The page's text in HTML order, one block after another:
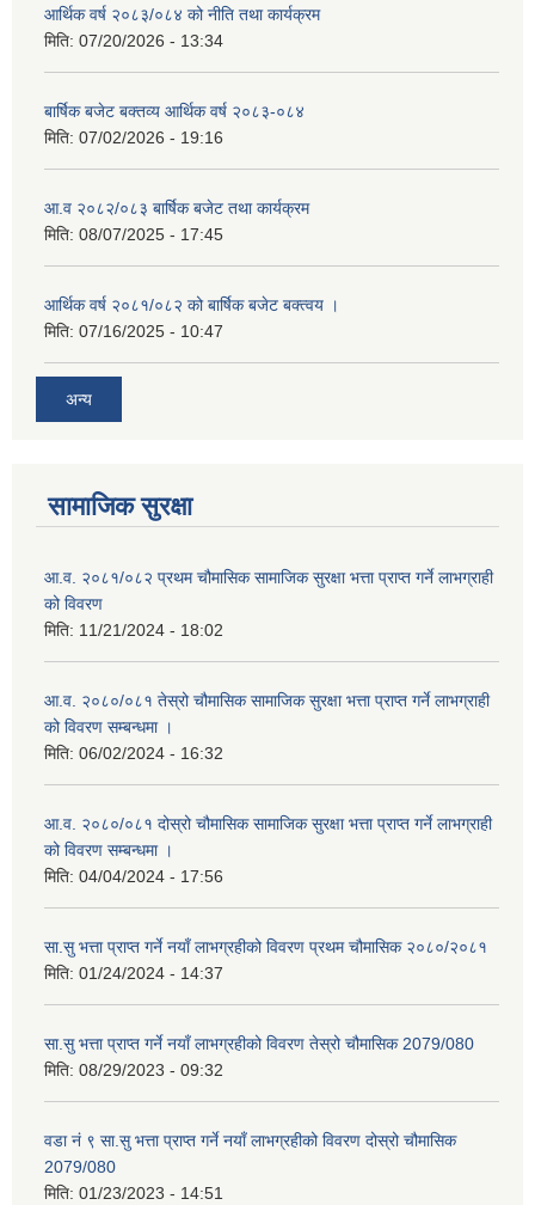
आर्थिक वर्ष २०८३/०८४ को नीति तथा कार्यक्रम
मिति: 07/20/2026 - 13:34
बार्षिक बजेट बक्तव्य आर्थिक वर्ष २०८३-०८४
मिति: 07/02/2026 - 19:16
आ.व २०८२/०८३ बार्षिक बजेट तथा कार्यक्रम
मिति: 08/07/2025 - 17:45
आर्थिक वर्ष २०८१/०८२ को बार्षिक बजेट बक्त्वय ।
मिति: 07/16/2025 - 10:47
अन्य
सामाजिक सुरक्षा
आ.व. २०८१/०८२ प्रथम चौमासिक सामाजिक सुरक्षा भत्ता प्राप्त गर्ने लाभग्राही
को विवरण
मिति: 11/21/2024 - 18:02
आ.व. २०८०/०८१ तेस्रो चौमासिक सामाजिक सुरक्षा भत्ता प्राप्त गर्ने लाभग्राही
को विवरण सम्बन्धमा ।
मिति: 06/02/2024 - 16:32
आ.व. २०८०/०८१ दोस्रो चौमासिक सामाजिक सुरक्षा भत्ता प्राप्त गर्ने लाभग्राही
को विवरण सम्बन्धमा ।
मिति: 04/04/2024 - 17:56
सा.सु भत्ता प्राप्त गर्ने नयाँ लाभग्रहीको विवरण प्रथम चौमासिक २०८०/२०८१
मिति: 01/24/2024 - 14:37
सा.सु भत्ता प्राप्त गर्ने नयाँ लाभग्रहीको विवरण तेस्रो चौमासिक 2079/080
मिति: 08/29/2023 - 09:32
वडा नं ९ सा.सु भत्ता प्राप्त गर्ने नयाँ लाभग्रहीको विवरण दोस्रो चौमासिक
2079/080
मिति: 01/23/2023 - 14:51